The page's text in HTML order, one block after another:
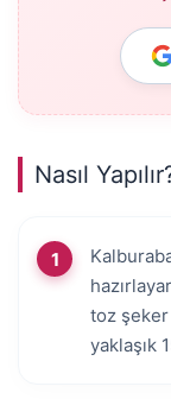
Nasıl
toz şeker
yaklaşık